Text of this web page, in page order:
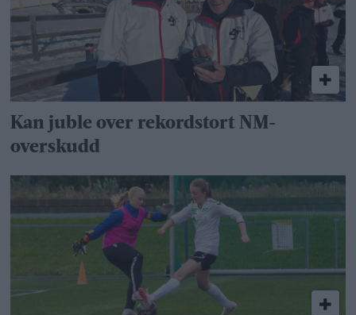
Kan juble over rekordstort NM-
overskudd